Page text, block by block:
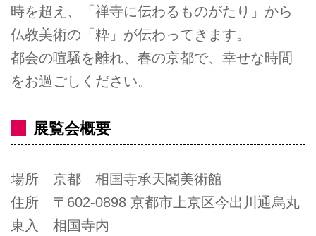
時を超え、「禅寺に伝わるものがたり」から
仏教美術の「粋」が伝わってきます。
都会の喧騒を離れ、春の京都で、幸せな時間
をお過ごしください。
展覧会概要
場所 京都 相国寺承天閣美術館
住所 〒602-0898 京都市上京区今出川通烏丸
東入 相国寺内